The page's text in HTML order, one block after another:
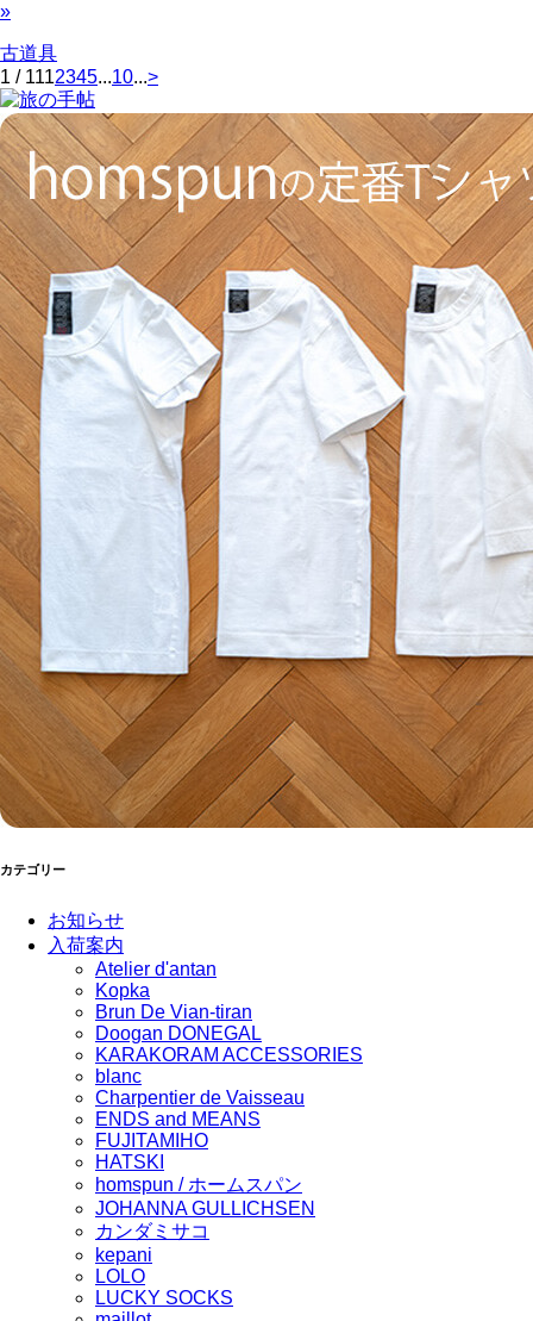
»
古道具
1 / 1112345...10...>
カテゴリー
お知らせ
入荷案内
Atelier d'antan
Kopka
Brun De Vian-tiran
Doogan DONEGAL
KARAKORAM ACCESSORIES
blanc
Charpentier de Vaisseau
ENDS and MEANS
FUJITAMIHO
HATSKI
homspun / ホームスパン
JOHANNA GULLICHSEN
カンダミサコ
kepani
LOLO
LUCKY SOCKS